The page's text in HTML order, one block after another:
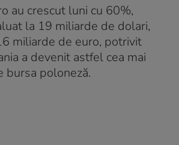
au crescut luni cu 60%,
la 19 miliarde de dolari,
miliarde de euro, potrivit
a devenit astfel cea mai
bursa poloneză.